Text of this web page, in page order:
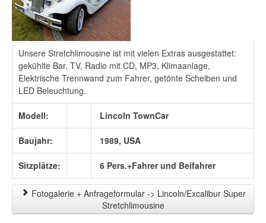
Unsere Stretchlimousine ist mit vielen Extras ausgestattet:
gekühlte Bar, TV, Radio mit CD, MP3, Klimaanlage,
Elektrische Trennwand zum Fahrer, getönte Scheiben und
LED Beleuchtung.
Modell: Lincoln TownCar
Baujahr: 1989, USA
Sitzplätze: 6 Pers.+Fahrer und Beifahrer
Fotogalerie + Anfrageformular -> Lincoln/Excalibur Super
Stretchlimousine